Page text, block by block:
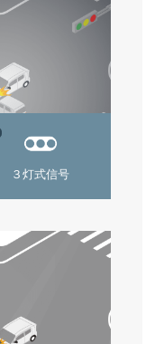
３灯式信号